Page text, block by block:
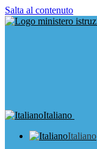
Salta al contenuto
Italiano
Italiano